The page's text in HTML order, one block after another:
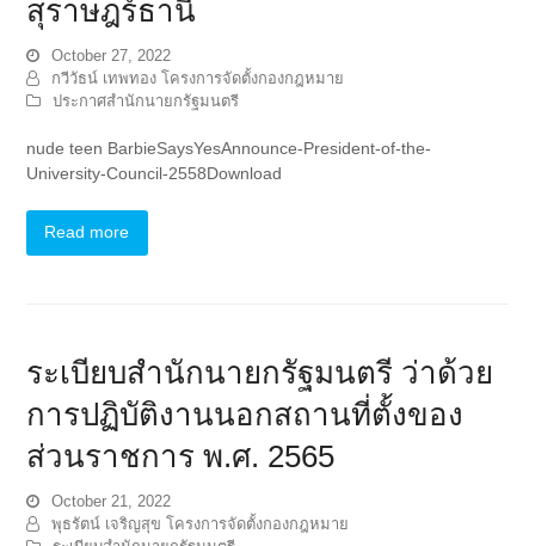
สุราษฎร์ธานี
October 27, 2022
กวีวัธน์ เทพทอง โครงการจัดตั้งกองกฎหมาย
ประกาศสำนักนายกรัฐมนตรี
nude teen BarbieSaysYesAnnounce-President-of-the-
University-Council-2558Download
Read more
ระเบียบสำนักนายกรัฐมนตรี ว่าด้วย
การปฏิบัติงานนอกสถานที่ตั้งของ
ส่วนราชการ พ.ศ. 2565
October 21, 2022
พุธรัตน์ เจริญสุข โครงการจัดตั้งกองกฎหมาย